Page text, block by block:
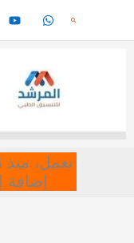
البحث
إضافة